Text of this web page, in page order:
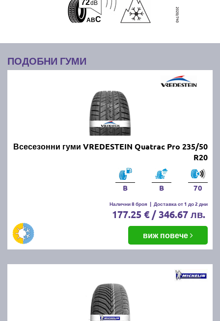
ABC
72dB
ПОДОБНИ ГУМИ
Всесезонни гуми VREDESTEIN Quatrac Pro 235/50
R20
B B 70
Налични 8 броя | Доставка от 1 до 2 дни
177.25 € / 346.67 лв.
виж повече